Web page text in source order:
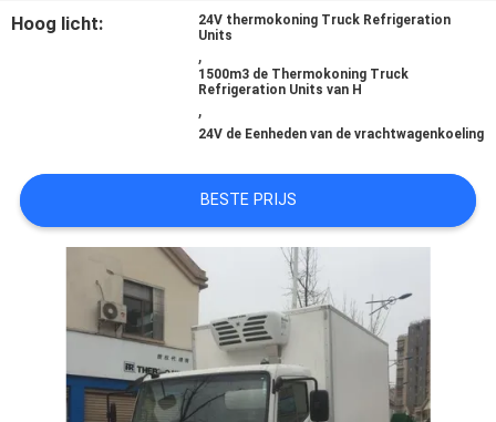
SITEMAP
PRIVACYBELEID
Hoog licht:
24V thermokoning Truck Refrigeration
Units
,
1500m3 de Thermokoning Truck
Refrigeration Units van H
,
24V de Eenheden van de vrachtwagenkoeling
BESTE PRIJS